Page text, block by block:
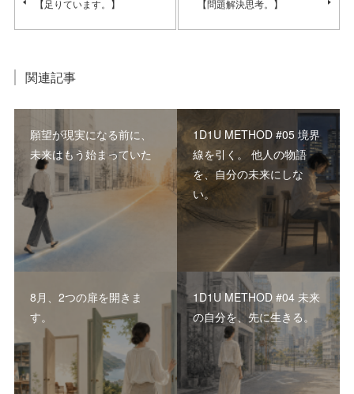
【足りています。】 【問題解決思考。】
関連記事
願望が現実になる前に、
未来はもう始まっていた
1D1U METHOD #05 境界
線を引く。 他人の物語
を、自分の未来にしな
い。
8月、2つの扉を開きま
す。
1D1U METHOD #04 未来
の自分を、先に生きる。